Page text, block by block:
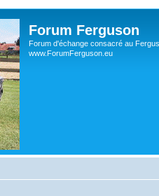
Forum Ferguson
Forum d'échange consacré au
www.ForumFerguson.eu